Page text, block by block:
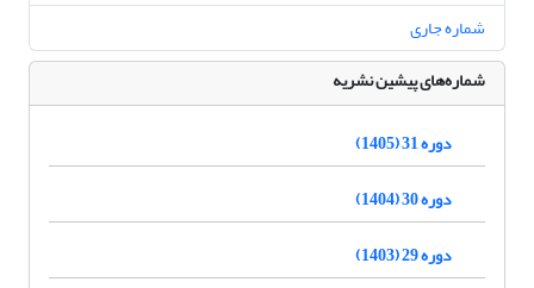
شماره جاری
شماره‌های پیشین نشریه
دوره 31 (1405)
دوره 30 (1404)
دوره 29 (1403)